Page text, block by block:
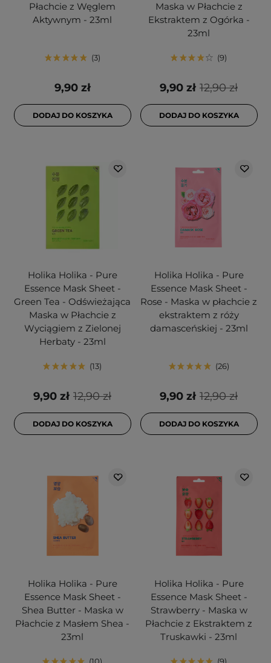
Płachcie z Węglem
Aktywnym - 23ml
3
9,90 zł
DODAJ DO KOSZYKA
Maska w Płachcie z
Ekstraktem z Ogórka -
23ml
9
12,90 zł
9,90 zł
DODAJ DO KOSZYKA
Holika Holika - Pure
Essence Mask Sheet -
Green Tea - Odświeżająca
Maska w Płachcie z
Wyciągiem z Zielonej
Herbaty - 23ml
13
12,90 zł
9,90 zł
DODAJ DO KOSZYKA
Holika Holika - Pure
Essence Mask Sheet -
Rose - Maska w płachcie z
ekstraktem z róży
damasceńskiej - 23ml
26
12,90 zł
9,90 zł
DODAJ DO KOSZYKA
Holika Holika - Pure
Essence Mask Sheet -
Shea Butter - Maska w
Płachcie z Masłem Shea -
23ml
Holika Holika - Pure
Essence Mask Sheet -
Strawberry - Maska w
Płachcie z Ekstraktem z
Truskawki - 23ml